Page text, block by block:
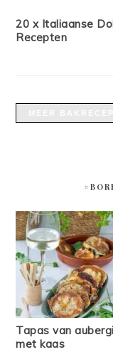
20 x Italiaanse
Recepten
Tapas van
met kaas